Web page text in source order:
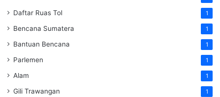
Daftar Ruas Tol 1
Bencana Sumatera 1
Bantuan Bencana 1
Parlemen 1
Alam 1
Gili Trawangan 1